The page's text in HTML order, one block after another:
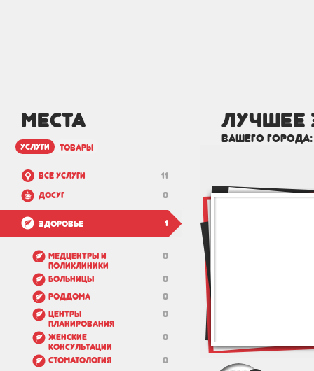
МЕСТА
услуги товары
11
Все услуги
0
Досуг
1
Здоровье
0
Медцентры и
Поликлиники
0
Больницы
0
Роддома
0
Центры
планирования
0
Женские
консультации
0
Стоматология
лучшее
вашего